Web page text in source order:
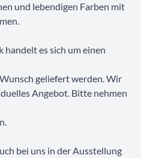
und lebendigen Farben mit
handelt es sich um einen
geliefert werden. Wir
Angebot. Bitte nehmen
bei uns in der Ausstellung